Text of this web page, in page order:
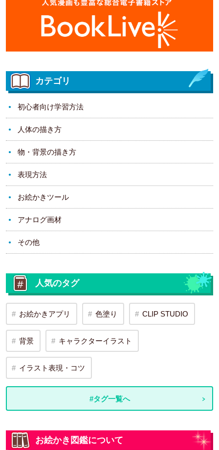
カテゴリ
初心者向け学習方法
人体の描き方
物・背景の描き方
表現方法
お絵かきツール
アナログ画材
その他
人気のタグ
お絵かきアプリ 色塗り CLIP STUDIO
背景 キャラクターイラスト
イラスト表現・コツ
#タグ一覧へ
お絵かき図鑑について